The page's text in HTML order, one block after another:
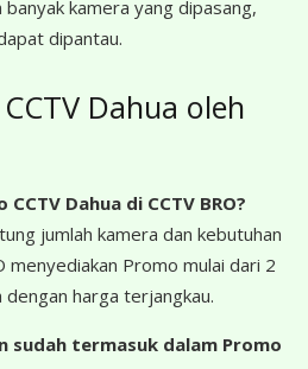
kamera yang dipasang,
dipantau.
CCTV Dahua oleh
CCTV Dahua di CCTV BRO?
jumlah kamera dan kebutuhan
menyediakan Promo mulai dari 2
harga terjangkau.
sudah termasuk dalam Promo